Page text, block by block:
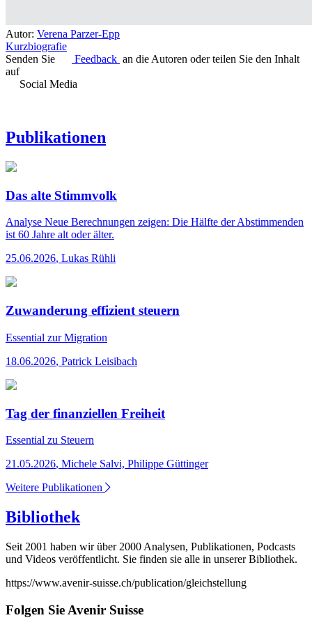
Autor: Verena Parzer-Epp
Kurzbiografie
Senden Sie
Feedback an die Autoren oder teilen Sie den Inhalt
auf
Social Media
Publikationen
Das alte Stimmvolk
Analyse Neue Berechnungen zeigen: Die Hälfte der Abstimmenden
ist 60 Jahre alt oder älter.
25.06.2026, Lukas Rühli
Zuwanderung effizient steuern
Essential zur Migration
18.06.2026, Patrick Leisibach
Tag der finanziellen Freiheit
Essential zu Steuern
21.05.2026, Michele Salvi, Philippe Güttinger
Weitere Publikationen
Bibliothek
Seit 2001 haben wir über 2000 Analysen, Publikationen, Podcasts
und Videos veröffentlicht. Sie finden sie alle in unserer Bibliothek.
https://www.avenir-suisse.ch/publication/gleichstellung
Folgen Sie Avenir Suisse